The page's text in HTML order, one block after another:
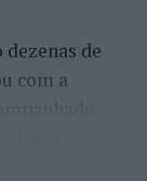
de
com a